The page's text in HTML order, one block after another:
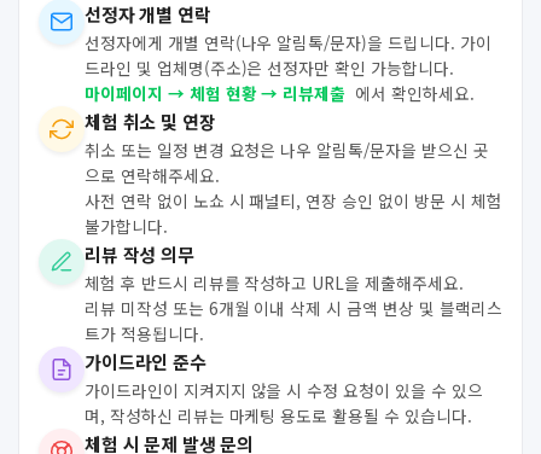
선정자 개별 연락
선정자에게 개별 연락(나우 알림톡/문자)을 드립니다. 가이
드라인 및 업체명(주소)은 선정자만 확인 가능합니다.
마이페이지 → 체험 현황 → 리뷰제출 에서 확인하세요.
체험 취소 및 연장
취소 또는 일정 변경 요청은 나우 알림톡/문자을 받으신 곳
으로 연락해주세요.
사전 연락 없이 노쇼 시 패널티, 연장 승인 없이 방문 시 체험
불가합니다.
리뷰 작성 의무
체험 후 반드시 리뷰를 작성하고 URL을 제출해주세요.
리뷰 미작성 또는 6개월 이내 삭제 시 금액 변상 및 블랙리스
트가 적용됩니다.
가이드라인 준수
가이드라인이 지켜지지 않을 시 수정 요청이 있을 수 있으
며, 작성하신 리뷰는 마케팅 용도로 활용될 수 있습니다.
체험 시 문제 발생 문의